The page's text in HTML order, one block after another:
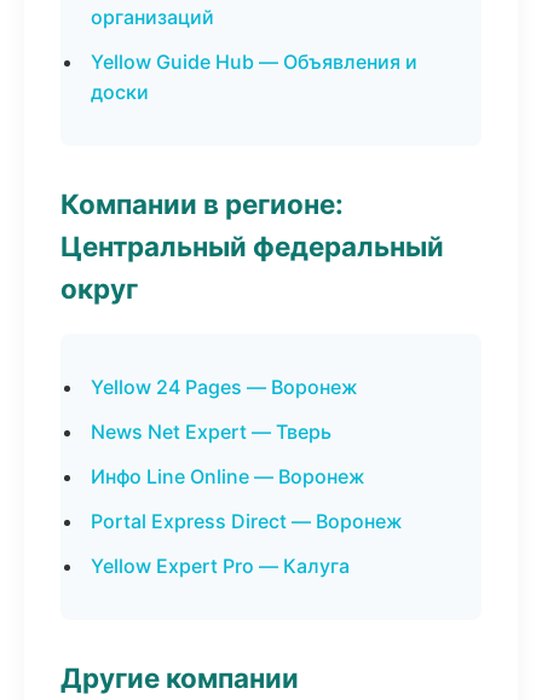
организаций
Yellow Guide Hub — Объявления и
доски
Компании в регионе:
Центральный федеральный
округ
Yellow 24 Pages — Воронеж
News Net Expert — Тверь
Инфо Line Online — Воронеж
Portal Express Direct — Воронеж
Yellow Expert Pro — Калуга
Другие компании